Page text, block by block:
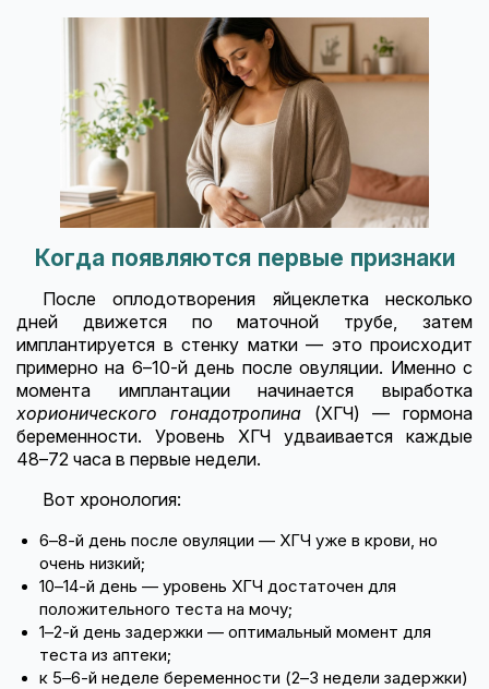
Когда появляются первые признаки
После оплодотворения яйцеклетка несколько
дней движется по маточной трубе, затем
имплантируется в стенку матки — это происходит
примерно на 6–10-й день после овуляции. Именно с
момента имплантации начинается выработка
хорионического гонадотропина(ХГЧ) — гормона
беременности. Уровень ХГЧ удваивается каждые
48–72 часа в первые недели.
Вот хронология:
6–8-й день после овуляции — ХГЧ уже в крови, но
очень низкий;
10–14-й день — уровень ХГЧ достаточен для
положительного теста на мочу;
1–2-й день задержки — оптимальный момент для
теста из аптеки;
к 5–6-й неделе беременности (2–3 недели задержки)